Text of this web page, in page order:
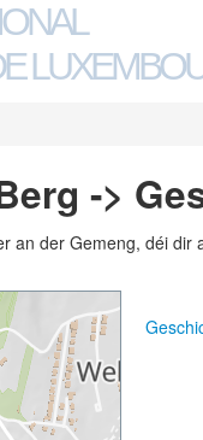
->
an der Gemeng, déi